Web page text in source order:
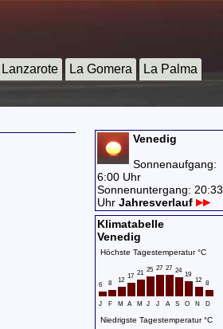
Lanzarote La Gomera
La Palma
Venedig
Sonnenaufgang:
6:00 Uhr
Sonnenuntergang: 20:33
Uhr Jahresverlauf
Klimatabelle
Venedig
Höchste Tagestemperatur °C
6 8 12
17 21 25 27 27 24
19
12 8
J F M A M J J A S O N D
Niedrigste Tagestemperatur °C